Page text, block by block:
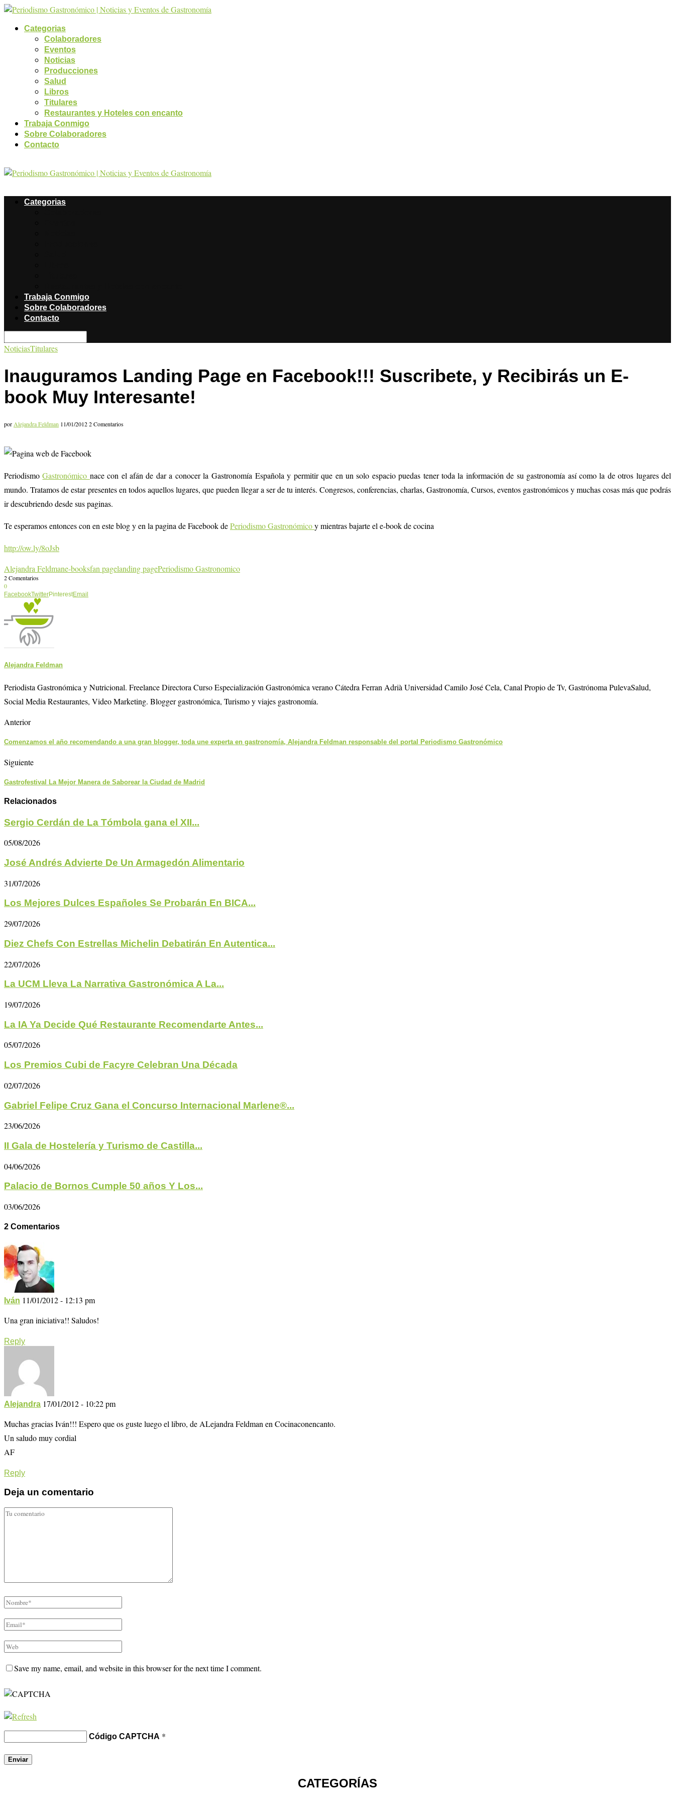
Categorias
Colaboradores
Eventos
Noticias
Producciones
Salud
Libros
Titulares
Restaurantes y Hoteles con encanto
Trabaja Conmigo
Sobre Colaboradores
Contacto
Categorias
Trabaja Conmigo
Sobre Colaboradores
Contacto
NoticiasTitulares
Inauguramos Landing Page en Facebook!!! Suscribete, y Recibirás un E-
book Muy Interesante!
porAlejandra Feldman 11/01/20122 Comentarios
PeriodismoGastronómico nace con el afán de dar a conocer la Gastronomía Española y permitir que en un solo espacio puedas tener toda la información de su gastronomía así como la de otros lugares del
mundo. Tratamos de estar presentes en todos aquellos lugares, que pueden llegar a ser de tu interés. Congresos, conferencias, charlas, Gastronomía, Cursos, eventos gastronómicos y muchas cosas más que podrás
ir descubriendo desde sus paginas.
Te esperamos entonces con en este blog y en la pagina de Facebook dePeriodismo Gastronómicoy mientras bajarte el e-book de cocina
http://ow.ly/8oJsb
Alejandra Feldmane-booksfan pagelanding pagePeriodismo Gastronomico
2 Comentarios
0
FacebookTwitterPinterestEmail
Alejandra Feldman
Periodista Gastronómica y Nutricional. Freelance Directora Curso Especialización Gastronómica verano Cátedra Ferran Adrià Universidad Camilo José Cela, Canal Propio de Tv, Gastrónoma PulevaSalud,
Social Media Restaurantes, Video Marketing. Blogger gastronómica, Turismo y viajes gastronomía.
Anterior
Comenzamos el año recomendando a una gran blogger, toda une experta en gastronomía, Alejandra Feldman responsable del portal Periodismo Gastronómico
Siguiente
Gastrofestival La Mejor Manera de Saborear la Ciudad de Madrid
Relacionados
Sergio Cerdán de La Tómbola gana el XII...
05/08/2026
José Andrés Advierte De Un Armagedón Alimentario
31/07/2026
Los Mejores Dulces Españoles Se Probarán En BICA...
29/07/2026
Diez Chefs Con Estrellas Michelin Debatirán En Autentica...
22/07/2026
La UCM Lleva La Narrativa Gastronómica A La...
19/07/2026
La IA Ya Decide Qué Restaurante Recomendarte Antes...
05/07/2026
Los Premios Cubi de Facyre Celebran Una Década
02/07/2026
Gabriel Felipe Cruz Gana el Concurso Internacional Marlene®...
23/06/2026
II Gala de Hostelería y Turismo de Castilla...
04/06/2026
Palacio de Bornos Cumple 50 años Y Los...
03/06/2026
2 Comentarios
Iván 11/01/2012 - 12:13 pm
Una gran iniciativa!! Saludos!
Reply
Alejandra 17/01/2012 - 10:22 pm
Muchas gracias Iván!!! Espero que os guste luego el libro, de ALejandra Feldman en Cocinaconencanto.
Un saludo muy cordial
AF
Reply
Deja un comentario
Save my name, email, and website in this browser for the next time I comment.
Código CAPTCHA *
CATEGORÍAS